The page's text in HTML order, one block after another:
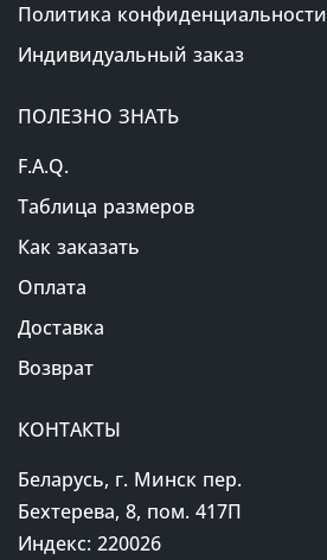
Политика конфиденциальности
Индивидуальный заказ
ПОЛЕЗНО ЗНАТЬ
F.A.Q.
Таблица размеров
Как заказать
Оплата
Доставка
Возврат
КОНТАКТЫ
Беларусь, г. Минск пер.
Бехтерева, 8, пом. 417П
Индекс: 220026